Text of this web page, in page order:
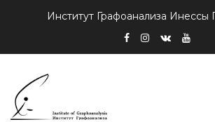
Институт Графоанализа Инессы